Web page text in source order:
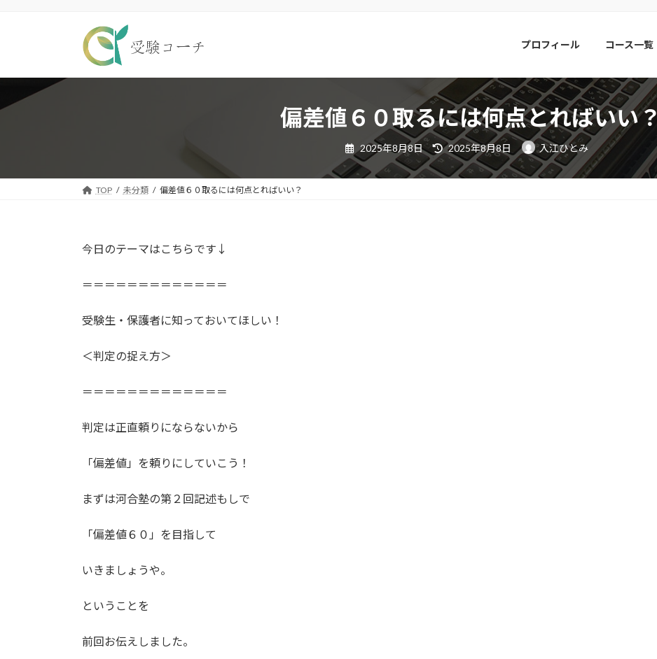
ツ
ス
シ
ン
プロフィール コース一覧
偏差値６０取るには何点とればいい？
2025年8月8日
最
終
更
新
日
2025年8月8日 入江ひとみ
TOP 未分類 偏差値６０取るには何点とればいい？
今日のテーマはこちらです↓
＝＝＝＝＝＝＝＝＝＝＝＝＝
受験生・保護者に知っておいてほしい！
＜判定の捉え方＞
＝＝＝＝＝＝＝＝＝＝＝＝＝
判定は正直頼りにならないから
「偏差値」を頼りにしていこう！
まずは河合塾の第２回記述もしで
「偏差値６０」を目指して
いきましょうや。
ということを
前回お伝えしました。